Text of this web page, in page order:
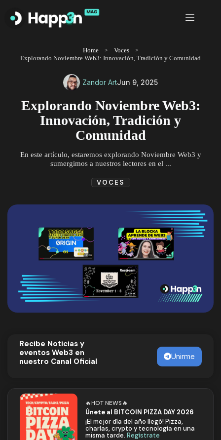
contenido
Home
Voces
Explorando Noviembre Web3: Innovación, Tradición y Comunidad
Zandor ArtJun 9, 2025
Explorando Noviembre Web3:
Innovación, Tradición y
Comunidad
En este artículo, estaremos explorando Noviembre Web3 y
sumergimos a nuestros lectores en el ...
VOCES
Recibe Noticias y
eventos Web3 en
nuestro Canal Oficial
Unirme
🔥HOT NEWS🔥
Únete al BITCOIN PIZZA DAY 2026
¡El mejor día del año llegó! Pizza,
charlas, crypto y tecnología en una
misma tarde.Regístrate